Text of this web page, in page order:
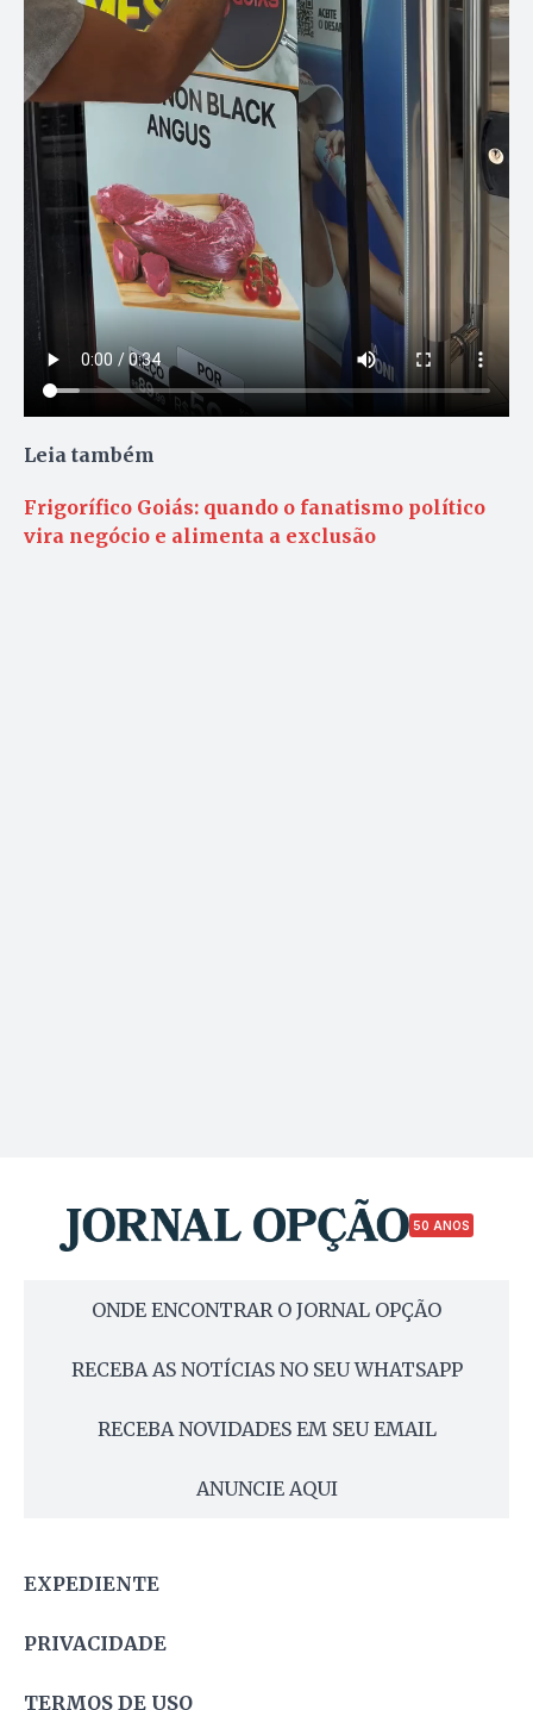
Leia também
Frigorífico Goiás: quando o fanatismo político
vira negócio e alimenta a exclusão
50 ANOS
ONDE ENCONTRAR O JORNAL OPÇÃO
RECEBA AS NOTÍCIAS NO SEU WHATSAPP
RECEBA NOVIDADES EM SEU EMAIL
ANUNCIE AQUI
EXPEDIENTE
PRIVACIDADE
TERMOS DE USO